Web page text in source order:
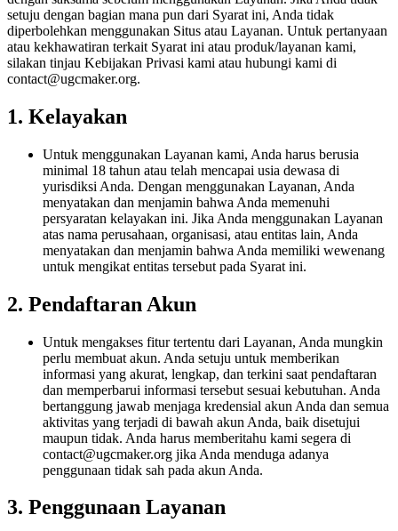
setuju dengan bagian mana pun dari Syarat ini, Anda tidak
diperbolehkan menggunakan Situs atau Layanan. Untuk pertanyaan
atau kekhawatiran terkait Syarat ini atau produk/layanan kami,
silakan tinjau Kebijakan Privasi kami atau hubungi kami di
contact@ugcmaker.org.
1. Kelayakan
Untuk menggunakan Layanan kami, Anda harus berusia
minimal 18 tahun atau telah mencapai usia dewasa di
yurisdiksi Anda. Dengan menggunakan Layanan, Anda
menyatakan dan menjamin bahwa Anda memenuhi
persyaratan kelayakan ini. Jika Anda menggunakan Layanan
atas nama perusahaan, organisasi, atau entitas lain, Anda
menyatakan dan menjamin bahwa Anda memiliki wewenang
untuk mengikat entitas tersebut pada Syarat ini.
2. Pendaftaran Akun
Untuk mengakses fitur tertentu dari Layanan, Anda mungkin
perlu membuat akun. Anda setuju untuk memberikan
informasi yang akurat, lengkap, dan terkini saat pendaftaran
dan memperbarui informasi tersebut sesuai kebutuhan. Anda
bertanggung jawab menjaga kredensial akun Anda dan semua
aktivitas yang terjadi di bawah akun Anda, baik disetujui
maupun tidak. Anda harus memberitahu kami segera di
contact@ugcmaker.org jika Anda menduga adanya
penggunaan tidak sah pada akun Anda.
3. Penggunaan Layanan